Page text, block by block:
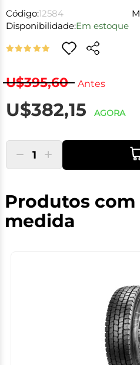
Código:12584
Disponibilidade:Em estoque
U$395,60 Antes
U$382,15 AGORA
1
Produtos com
medida